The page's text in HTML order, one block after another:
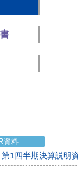
資料
1四半期決算説明